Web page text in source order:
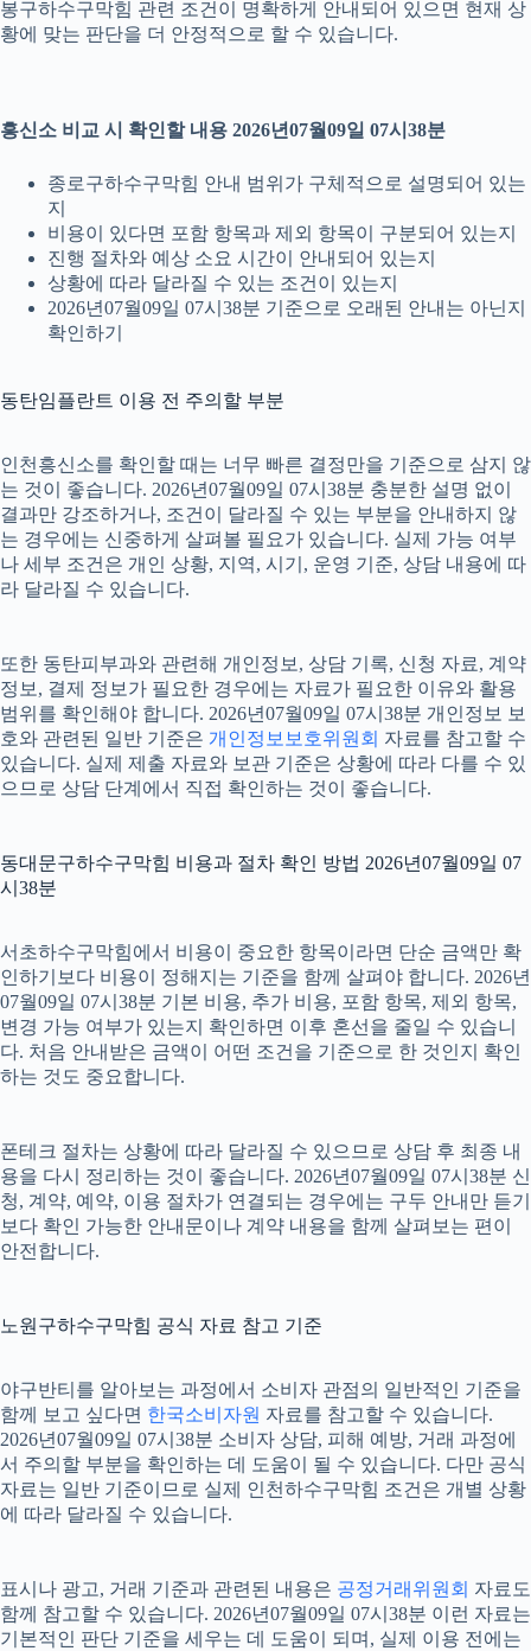
봉구하수구막힘 관련 조건이 명확하게 안내되어 있으면 현재 상
황에 맞는 판단을 더 안정적으로 할 수 있습니다.
흥신소 비교 시 확인할 내용 2026년07월09일 07시38분
종로구하수구막힘 안내 범위가 구체적으로 설명되어 있는
지
비용이 있다면 포함 항목과 제외 항목이 구분되어 있는지
진행 절차와 예상 소요 시간이 안내되어 있는지
상황에 따라 달라질 수 있는 조건이 있는지
2026년07월09일 07시38분 기준으로 오래된 안내는 아닌지
확인하기
동탄임플란트 이용 전 주의할 부분
인천흥신소를 확인할 때는 너무 빠른 결정만을 기준으로 삼지 않
는 것이 좋습니다. 2026년07월09일 07시38분 충분한 설명 없이
결과만 강조하거나, 조건이 달라질 수 있는 부분을 안내하지 않
는 경우에는 신중하게 살펴볼 필요가 있습니다. 실제 가능 여부
나 세부 조건은 개인 상황, 지역, 시기, 운영 기준, 상담 내용에 따
라 달라질 수 있습니다.
또한 동탄피부과와 관련해 개인정보, 상담 기록, 신청 자료, 계약
정보, 결제 정보가 필요한 경우에는 자료가 필요한 이유와 활용
범위를 확인해야 합니다. 2026년07월09일 07시38분 개인정보 보
호와 관련된 일반 기준은 개인정보보호위원회 자료를 참고할 수
있습니다. 실제 제출 자료와 보관 기준은 상황에 따라 다를 수 있
으므로 상담 단계에서 직접 확인하는 것이 좋습니다.
동대문구하수구막힘 비용과 절차 확인 방법 2026년07월09일 07
시38분
서초하수구막힘에서 비용이 중요한 항목이라면 단순 금액만 확
인하기보다 비용이 정해지는 기준을 함께 살펴야 합니다. 2026년
07월09일 07시38분 기본 비용, 추가 비용, 포함 항목, 제외 항목,
변경 가능 여부가 있는지 확인하면 이후 혼선을 줄일 수 있습니
다. 처음 안내받은 금액이 어떤 조건을 기준으로 한 것인지 확인
하는 것도 중요합니다.
폰테크 절차는 상황에 따라 달라질 수 있으므로 상담 후 최종 내
용을 다시 정리하는 것이 좋습니다. 2026년07월09일 07시38분 신
청, 계약, 예약, 이용 절차가 연결되는 경우에는 구두 안내만 듣기
보다 확인 가능한 안내문이나 계약 내용을 함께 살펴보는 편이
안전합니다.
노원구하수구막힘 공식 자료 참고 기준
야구반티를 알아보는 과정에서 소비자 관점의 일반적인 기준을
함께 보고 싶다면 한국소비자원 자료를 참고할 수 있습니다.
2026년07월09일 07시38분 소비자 상담, 피해 예방, 거래 과정에
서 주의할 부분을 확인하는 데 도움이 될 수 있습니다. 다만 공식
자료는 일반 기준이므로 실제 인천하수구막힘 조건은 개별 상황
에 따라 달라질 수 있습니다.
표시나 광고, 거래 기준과 관련된 내용은 공정거래위원회 자료도
함께 참고할 수 있습니다. 2026년07월09일 07시38분 이런 자료는
기본적인 판단 기준을 세우는 데 도움이 되며, 실제 이용 전에는